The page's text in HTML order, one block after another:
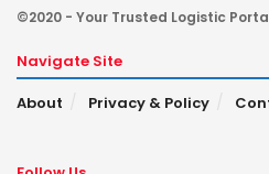
©2020 - Your Trusted Logistic
Navigate Site
About
Privacy & Policy